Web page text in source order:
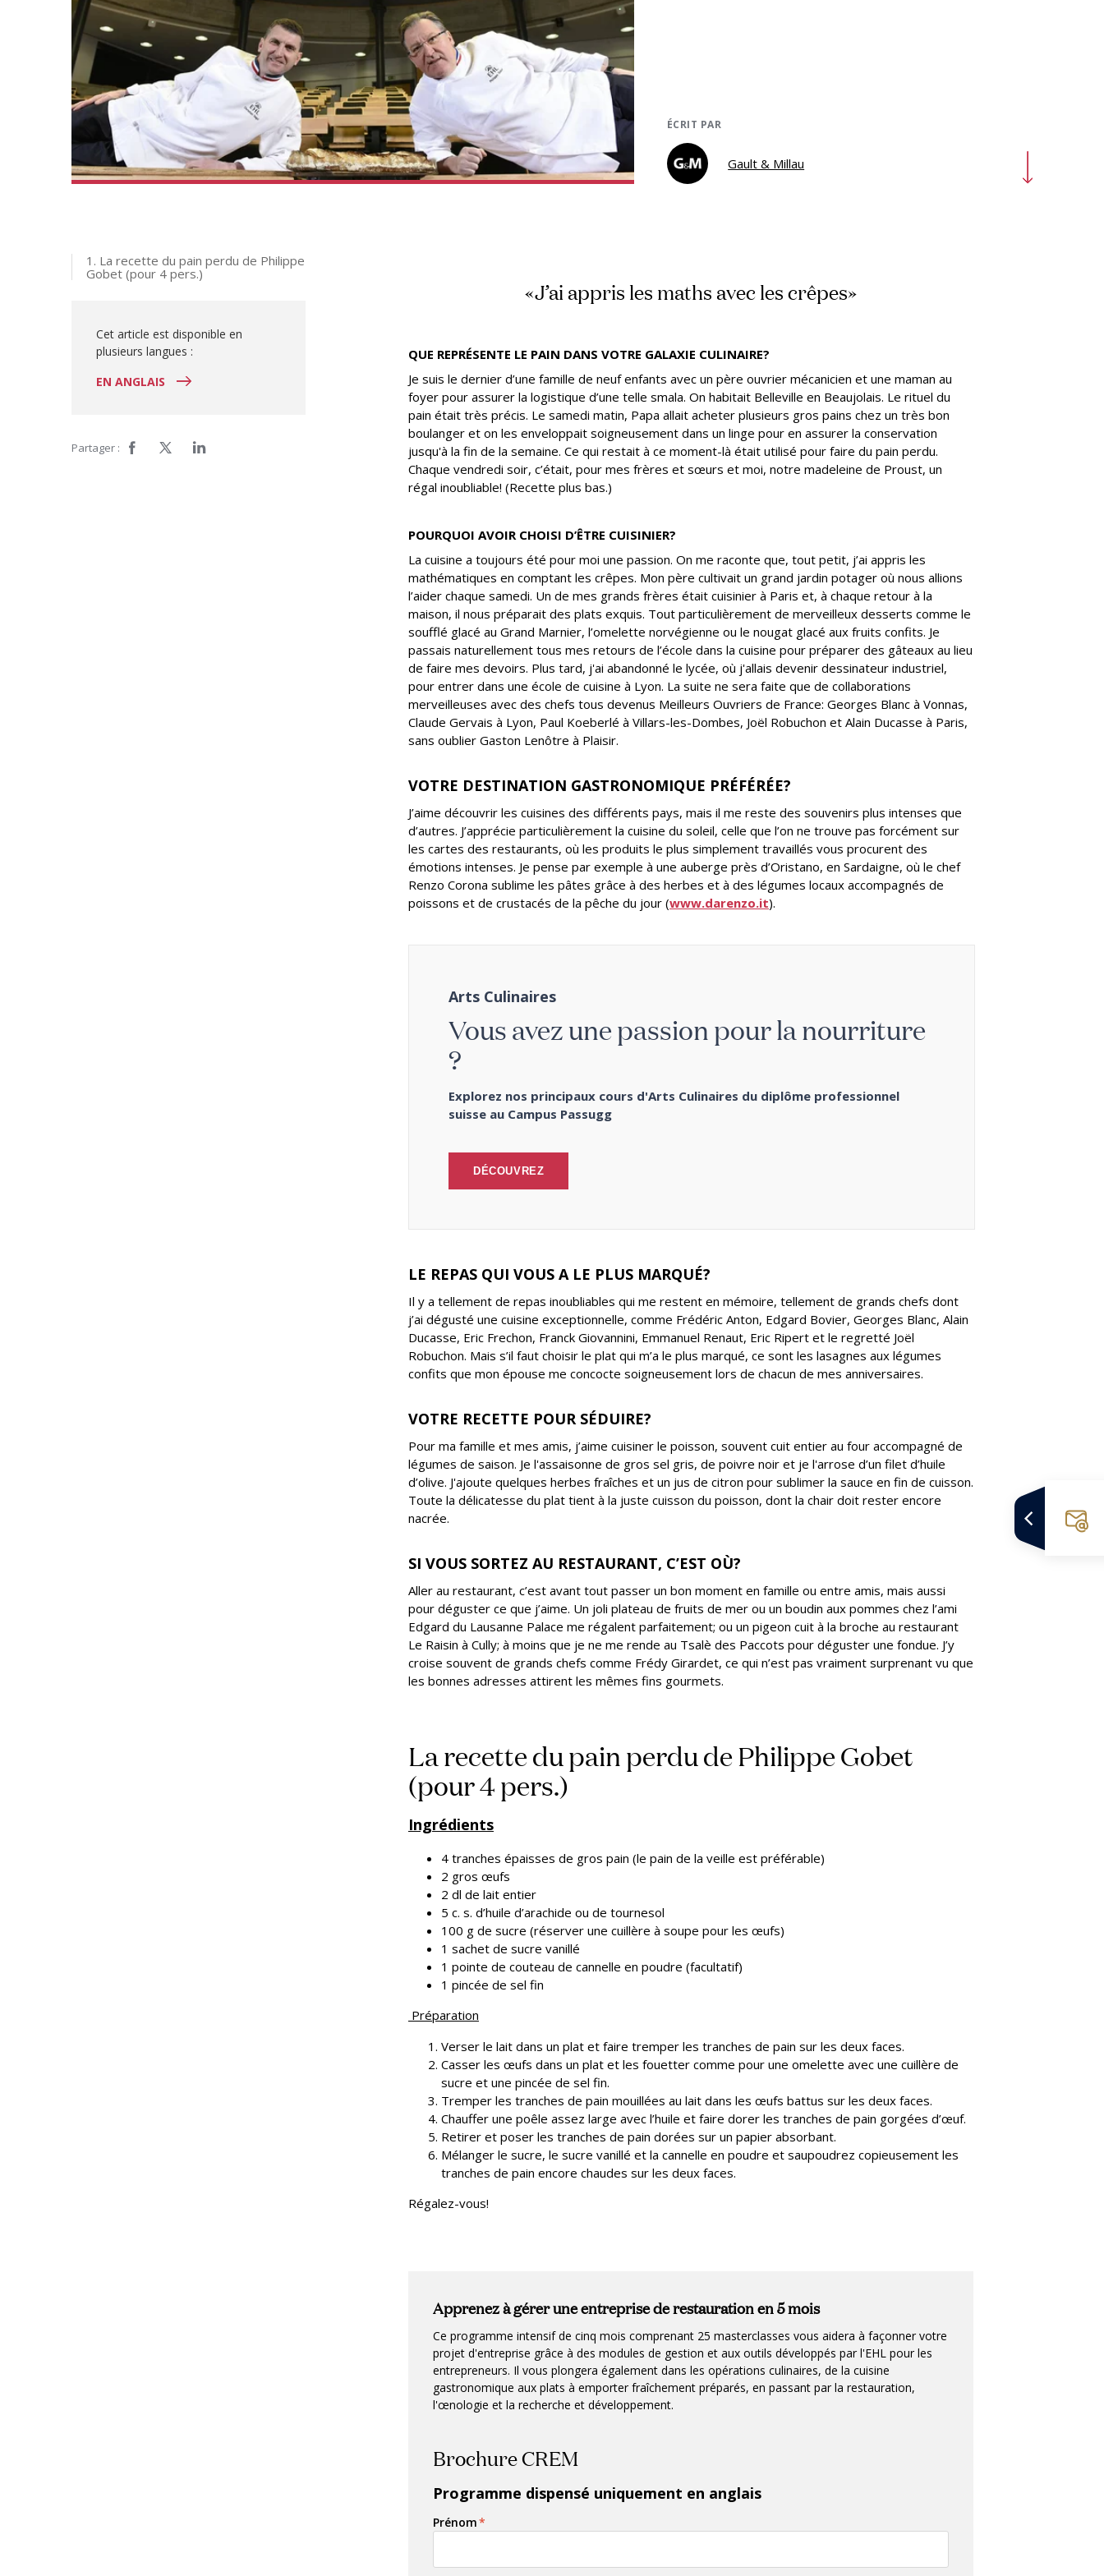
ÉCRIT PAR
Gault & Millau
1. La recette du pain perdu de Philippe
Gobet (pour 4 pers.)
Cet article est disponible en
plusieurs langues :
EN ANGLAIS
Partager :
«J’ai appris les maths avec les crêpes»
QUE REPRÉSENTE LE PAIN DANS VOTRE GALAXIE CULINAIRE?
Je suis le dernier d’une famille de neuf enfants avec un père ouvrier mécanicien et une maman au
foyer pour assurer la logistique d’une telle smala. On habitait Belleville en Beaujolais. Le rituel du
pain était très précis. Le samedi matin, Papa allait acheter plusieurs gros pains chez un très bon
boulanger et on les enveloppait soigneusement dans un linge pour en assurer la conservation
jusqu'à la fin de la semaine. Ce qui restait à ce moment-là était utilisé pour faire du pain perdu.
Chaque vendredi soir, c’était, pour mes frères et sœurs et moi, notre madeleine de Proust, un
régal inoubliable! (Recette plus bas.)
POURQUOI AVOIR CHOISI D’ÊTRE CUISINIER?
La cuisine a toujours été pour moi une passion. On me raconte que, tout petit, j’ai appris les
mathématiques en comptant les crêpes. Mon père cultivait un grand jardin potager où nous allions
l’aider chaque samedi. Un de mes grands frères était cuisinier à Paris et, à chaque retour à la
maison, il nous préparait des plats exquis. Tout particulièrement de merveilleux desserts comme le
soufflé glacé au Grand Marnier, l’omelette norvégienne ou le nougat glacé aux fruits confits. Je
passais naturellement tous mes retours de l’école dans la cuisine pour préparer des gâteaux au lieu
de faire mes devoirs. Plus tard, j'ai abandonné le lycée, où j'allais devenir dessinateur industriel,
pour entrer dans une école de cuisine à Lyon. La suite ne sera faite que de collaborations
merveilleuses avec des chefs tous devenus Meilleurs Ouvriers de France: Georges Blanc à Vonnas,
Claude Gervais à Lyon, Paul Koeberlé à Villars-les-Dombes, Joël Robuchon et Alain Ducasse à Paris,
sans oublier Gaston Lenôtre à Plaisir.
VOTRE DESTINATION GASTRONOMIQUE PRÉFÉRÉE?
J’aime découvrir les cuisines des différents pays, mais il me reste des souvenirs plus intenses que
d’autres. J’apprécie particulièrement la cuisine du soleil, celle que l’on ne trouve pas forcément sur
les cartes des restaurants, où les produits le plus simplement travaillés vous procurent des
émotions intenses. Je pense par exemple à une auberge près d’Oristano, en Sardaigne, où le chef
Renzo Corona sublime les pâtes grâce à des herbes et à des légumes locaux accompagnés de
poissons et de crustacés de la pêche du jour (www.darenzo.it).
Arts Culinaires
Vous avez une passion pour la nourriture
?
Explorez nos principaux cours d'Arts Culinaires du diplôme professionnel
suisse au Campus Passugg
DÉCOUVREZ
LE REPAS QUI VOUS A LE PLUS MARQUÉ?
Il y a tellement de repas inoubliables qui me restent en mémoire, tellement de grands chefs dont
j’ai dégusté une cuisine exceptionnelle, comme Frédéric Anton, Edgard Bovier, Georges Blanc, Alain
Ducasse, Eric Frechon, Franck Giovannini, Emmanuel Renaut, Eric Ripert et le regretté Joël
Robuchon. Mais s’il faut choisir le plat qui m’a le plus marqué, ce sont les lasagnes aux légumes
confits que mon épouse me concocte soigneusement lors de chacun de mes anniversaires.
VOTRE RECETTE POUR SÉDUIRE?
Pour ma famille et mes amis, j’aime cuisiner le poisson, souvent cuit entier au four accompagné de
légumes de saison. Je l'assaisonne de gros sel gris, de poivre noir et je l'arrose d’un filet d’huile
d’olive. J'ajoute quelques herbes fraîches et un jus de citron pour sublimer la sauce en fin de cuisson.
Toute la délicatesse du plat tient à la juste cuisson du poisson, dont la chair doit rester encore
nacrée.
SI VOUS SORTEZ AU RESTAURANT, C’EST OÙ?
Aller au restaurant, c’est avant tout passer un bon moment en famille ou entre amis, mais aussi
pour déguster ce que j’aime. Un joli plateau de fruits de mer ou un boudin aux pommes chez l’ami
Edgard du Lausanne Palace me régalent parfaitement; ou un pigeon cuit à la broche au restaurant
Le Raisin à Cully; à moins que je ne me rende au Tsalè des Paccots pour déguster une fondue. J’y
croise souvent de grands chefs comme Frédy Girardet, ce qui n’est pas vraiment surprenant vu que
les bonnes adresses attirent les mêmes fins gourmets.
La recette du pain perdu de Philippe Gobet
(pour 4 pers.)
Ingrédients
4 tranches épaisses de gros pain (le pain de la veille est préférable)
2 gros œufs
2 dl de lait entier
5 c. s. d’huile d’arachide ou de tournesol
100 g de sucre (réserver une cuillère à soupe pour les œufs)
1 sachet de sucre vanillé
1 pointe de couteau de cannelle en poudre (facultatif)
1 pincée de sel fin
Préparation
Verser le lait dans un plat et faire tremper les tranches de pain sur les deux faces.
Casser les œufs dans un plat et les fouetter comme pour une omelette avec une cuillère de
sucre et une pincée de sel fin.
Tremper les tranches de pain mouillées au lait dans les œufs battus sur les deux faces.
Chauffer une poêle assez large avec l’huile et faire dorer les tranches de pain gorgées d’œuf.
Retirer et poser les tranches de pain dorées sur un papier absorbant.
Mélanger le sucre, le sucre vanillé et la cannelle en poudre et saupoudrez copieusement les
tranches de pain encore chaudes sur les deux faces.
Régalez-vous!
Apprenez à gérer une entreprise de restauration en 5 mois
Ce programme intensif de cinq mois comprenant 25 masterclasses vous aidera à façonner votre
projet d'entreprise grâce à des modules de gestion et aux outils développés par l'EHL pour les
entrepreneurs. Il vous plongera également dans les opérations culinaires, de la cuisine
gastronomique aux plats à emporter fraîchement préparés, en passant par la restauration,
l'œnologie et la recherche et développement.
Brochure CREM
Programme dispensé uniquement en anglais
Prénom*